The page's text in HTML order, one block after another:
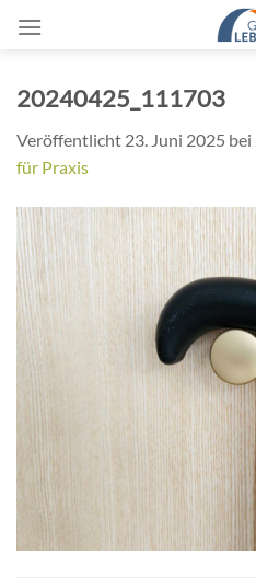
Inhalt
20240425_111703
Veröffentlicht 23. Juni 2025 bei
für Praxis